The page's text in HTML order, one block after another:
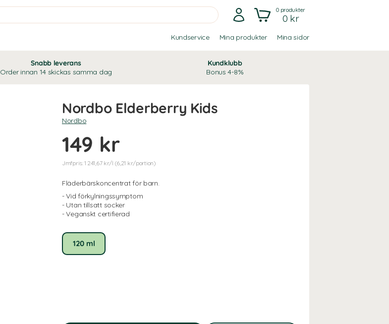
0produkter
0 kr
Kundservice Mina produkter Mina sidor
Snabb leverans
Order innan 14 skickas samma dag
Kundklubb
Bonus 4-8%
Nordbo Elderberry Kids
Nordbo
149 kr
Jmfpris: 1 241,67 kr/l (6,21 kr/portion)
Fläderbärskoncentrat för barn.
- Vid förkylningssymptom
- Utan tillsatt socker
- Veganskt certifierad
120 ml